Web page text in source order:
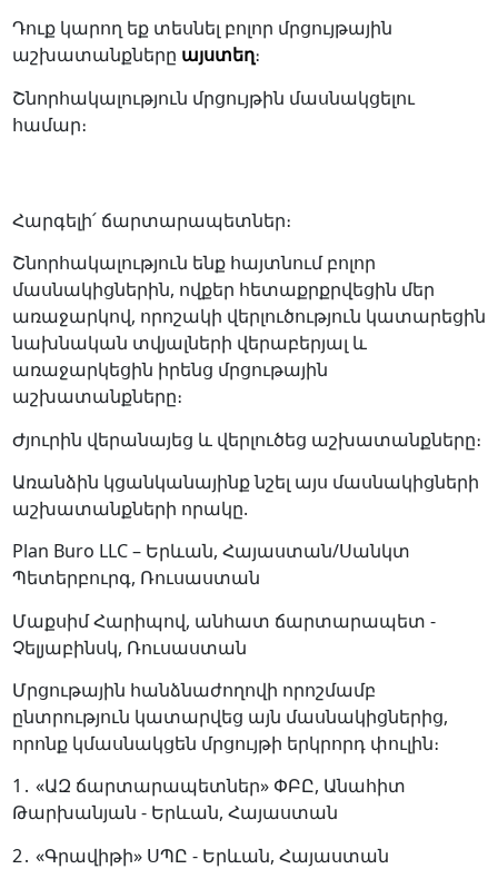
Դուք կարող եք տեսնել բոլոր մրցույթային
աշխատանքները այստեղ։
Շնորհակալություն մրցույթին մասնակցելու
համար։
Հարգելի՛ ճարտարապետներ։
Շնորհակալություն ենք հայտնում բոլոր
մասնակիցներին, ովքեր հետաքրքրվեցին մեր
առաջարկով, որոշակի վերլուծություն կատարեցին
նախնական տվյալների վերաբերյալ և
առաջարկեցին իրենց մրցութային
աշխատանքները։
Ժյուրին վերանայեց և վերլուծեց աշխատանքները։
Առանձին կցանկանայինք նշել այս մասնակիցների
աշխատանքների որակը.
Plan Buro LLC – Երևան, Հայաստան/Սանկտ
Պետերբուրգ, Ռուսաստան
Մաքսիմ Հարիպով, անհատ ճարտարապետ -
Չելյաբինսկ, Ռուսաստան
Մրցութային հանձնաժողովի որոշմամբ
ընտրություն կատարվեց այն մասնակիցներից,
որոնք կմասնակցեն մրցույթի երկրորդ փուլին։
1․ «ԱԶ ճարտարապետներ» ՓԲԸ, Անահիտ
Թարխանյան - Երևան, Հայաստան
2․ «Գրավիթի» ՍՊԸ - Երևան, Հայաստան